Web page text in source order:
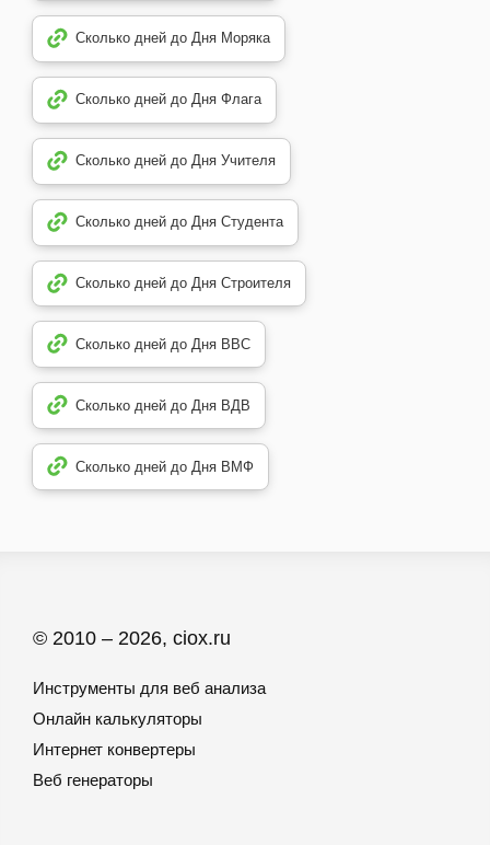
Сколько дней до Дня Моряка
Сколько дней до Дня Флага
Сколько дней до Дня Учителя
Сколько дней до Дня Студента
Сколько дней до Дня Строителя
Сколько дней до Дня ВВС
Сколько дней до Дня ВДВ
Сколько дней до Дня ВМФ
© 2010 – 2026, ciox.ru
Инструменты для веб анализа
Онлайн калькуляторы
Интернет конвертеры
Веб генераторы